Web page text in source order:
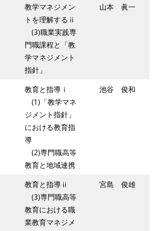
教学マネジメン
トを理解するⅱ
(3)職業実践専
門職課程と「教
学マネジメント
指針」
山本 眞一
教育と指導ⅰ
(1)「教学マネ
ジメント指針」
における教育指
導
(2)専門職高等
教育と地域連携
池谷 俊和
教育と指導ⅱ
(3)専門職高等
教育における職
業教育マネジメ
宮島 俊雄